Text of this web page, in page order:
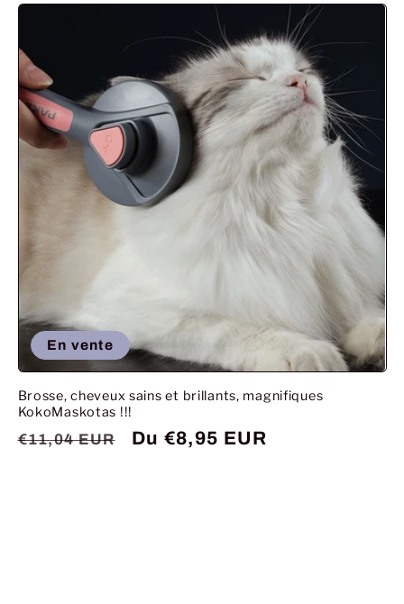
En vente
Brosse, cheveux sains et brillants, magnifiques
KokoMaskotas !!!
Prix
€11,04 EUR
Prix
Du €8,95 EUR